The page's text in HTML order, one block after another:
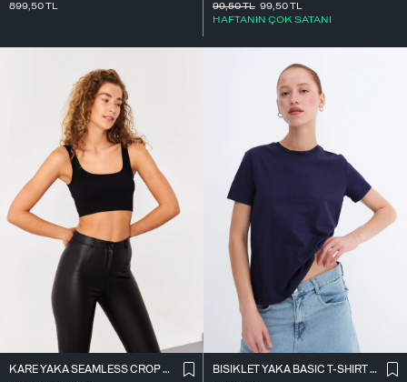
899,50TL
99,50TL
HAFTANIN ÇOK SATANI
99,50TL
KARE YAKA SEAMLESS CROP ATLET A0187-L5
BISIKLET YAKA BASIC T-SHIRT P4322-1